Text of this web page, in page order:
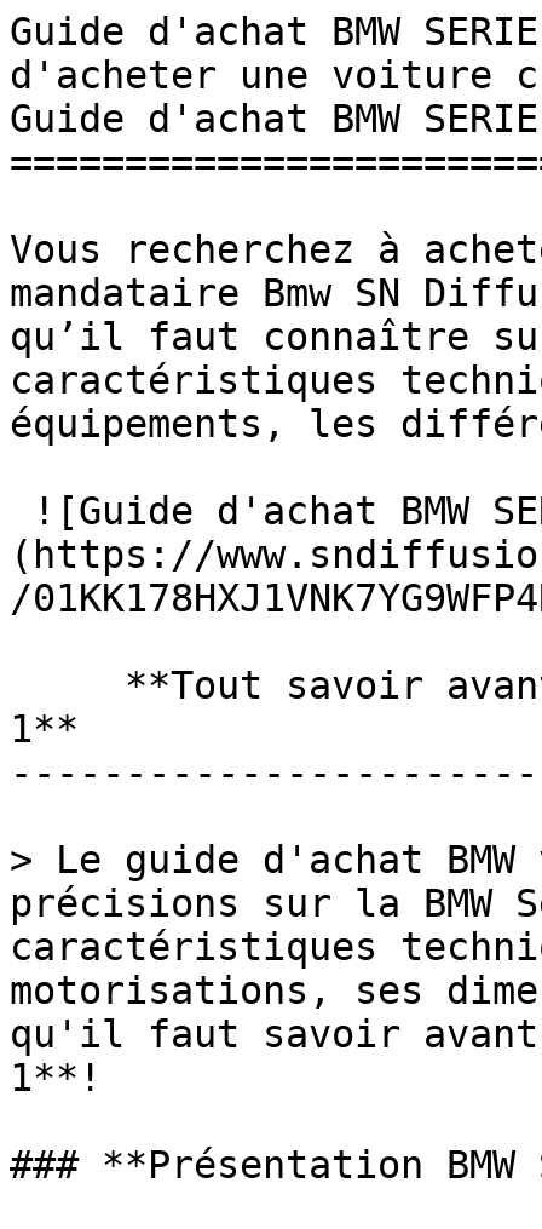
Guide d'achat BMW
d'acheter une voiture
Guide d'achat BMW
Vous recherchez à
mandataire Bmw SN
qu’il faut connaître
caractéristiques
équipements, les
(https://
/
1**
> Le guide d'achat
précisions sur la BMW
caractéristiques
motorisations, ses
qu'il faut savoir avant
1**!
### **Présentation